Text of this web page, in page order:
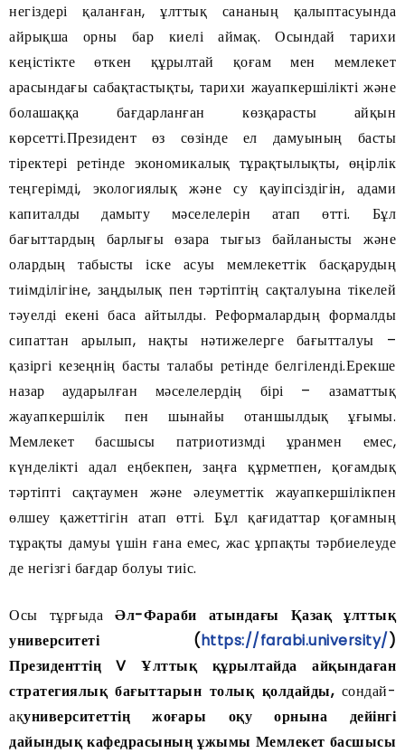
негіздері қаланған, ұлттық сананың қалыптасуында
айрықша орны бар киелі аймақ. Осындай тарихи
кеңістікте өткен құрылтай қоғам мен мемлекет
арасындағы сабақтастықты, тарихи жауапкершілікті және
болашаққа бағдарланған көзқарасты айқын
көрсетті.Президент өз сөзінде ел дамуының басты
тіректері ретінде экономикалық тұрақтылықты, өңірлік
теңгерімді, экологиялық және су қауіпсіздігін, адами
капиталды дамыту мәселелерін атап өтті. Бұл
бағыттардың барлығы өзара тығыз байланысты және
олардың табысты іске асуы мемлекеттік басқарудың
тиімділігіне, заңдылық пен тәртіптің сақталуына тікелей
тәуелді екені баса айтылды. Реформалардың формалды
сипаттан арылып, нақты нәтижелерге бағытталуы –
қазіргі кезеңнің басты талабы ретінде белгіленді.Ерекше
назар аударылған мәселелердің бірі – азаматтық
жауапкершілік пен шынайы отаншылдық ұғымы.
Мемлекет басшысы патриотизмді ұранмен емес,
күнделікті адал еңбекпен, заңға құрметпен, қоғамдық
тәртіпті сақтаумен және әлеуметтік жауапкершілікпен
өлшеу қажеттігін атап өтті. Бұл қағидаттар қоғамның
тұрақты дамуы үшін ғана емес, жас ұрпақты тәрбиелеуде
де негізгі бағдар болуы тиіс.
Осы тұрғыда Әл-Фараби атындағы Қазақ ұлттық
университеті (https://farabi.university/)
Президенттің V Ұлттық құрылтайда айқындаған
стратегиялық бағыттарын толық қолдайды, сондай-
ақуниверситеттің жоғары оқу орнына дейінгі
дайындық кафедрасының ұжымы Мемлекет басшысы